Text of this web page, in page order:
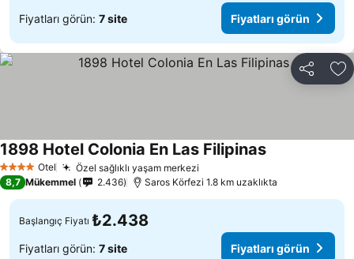
Fiyatları görün: 7 site Fiyatları görün
Paylaş
4 Yıldız Otel Özel sağlıklı yaşam merkezi
1898 Hotel Colonia En Las Filipinas
8,7 Mükemmel 2.436 Saros Körfezi 1.8 km uzaklıkta
Başlangıç Fiyatı ₺2.438
Fiyatları görün: 7 site Fiyatları görün